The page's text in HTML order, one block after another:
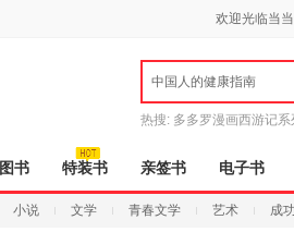
欢迎光临当
中国人的健康指南
热搜: 多多罗漫画西游记系
图书 特装书 亲签书 电子书
小说 文学 青春文学 艺术 成